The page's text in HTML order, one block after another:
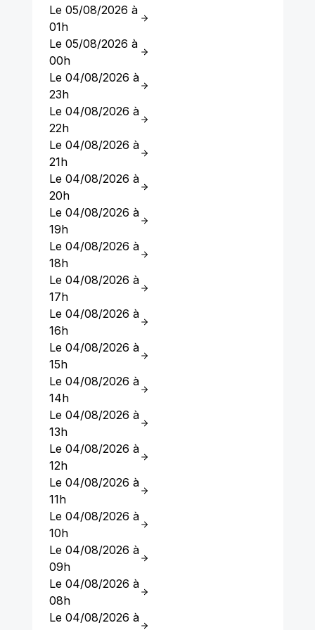
Le 05/08/2026 à
01h
Le 05/08/2026 à
00h
Le 04/08/2026 à
23h
Le 04/08/2026 à
22h
Le 04/08/2026 à
21h
Le 04/08/2026 à
20h
Le 04/08/2026 à
19h
Le 04/08/2026 à
18h
Le 04/08/2026 à
17h
Le 04/08/2026 à
16h
Le 04/08/2026 à
15h
Le 04/08/2026 à
14h
Le 04/08/2026 à
13h
Le 04/08/2026 à
12h
Le 04/08/2026 à
11h
Le 04/08/2026 à
10h
Le 04/08/2026 à
09h
Le 04/08/2026 à
08h
Le 04/08/2026 à